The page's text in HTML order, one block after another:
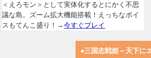
＜えろモン＞として実体化するとにかく不思
議な島。ズーム拡大機能搭載！えっちなボイ
スもてんこ盛り！→今すぐプレイ
●三国志戦姫～天下に